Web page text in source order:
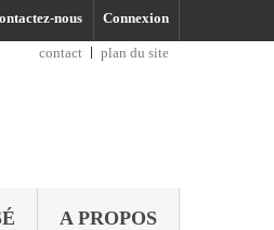
Connexion
nous
contact
plan du site
A PROPOS